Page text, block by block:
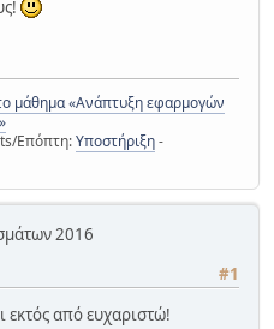
μάθημα «Ανάπτυξη εφαρμογών
Επόπτη:Υποστήριξη-
2016
#1
εκτός από ευχαριστώ!